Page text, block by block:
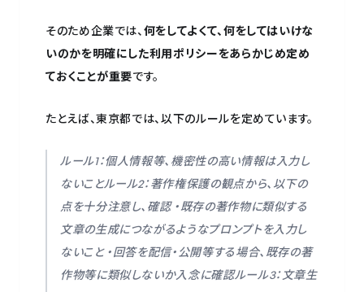
そのため企業では、 何をしてよくて、何をしてはいけな
いのかを明確にした利用ポリシーをあらかじめ定め
ておくことが重要です。
たとえば、東京都では、以下のルールを定めています。
ルール1：個人情報等、機密性の高い情報は入力し
ないことルール2：著作権保護の観点から、以下の
点を十分注意し、確認 ・既存の著作物に類似する
文章の生成につながるようなプロンプトを入力し
ないこと ・回答を配信・公開等する場合、既存の著
作物等に類似しないか入念に確認ルール3：文章生